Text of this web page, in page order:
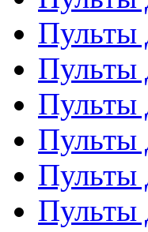
Пульты
Пульты
Пульты
Пульты
Пульты
Пульты